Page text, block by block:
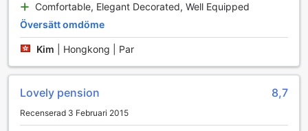
bekvämligheter som gör din vistelse oförglömlig.
gästerna njuta av en oförglömlig grillupplevelse i en
naturskön miljö. Pensionatet erbjuder välutrustade BBQ-
faciliteter där du kan laga dina egna måltider och skapa
minnen tillsammans med familj och vänner. Den friska
Comfortable, Elegant Decorated, Well Equipped
Översätt omdöme
Kim Hongkong | Par
Lovely pension 8,7
Recenserad 3 Februari 2015